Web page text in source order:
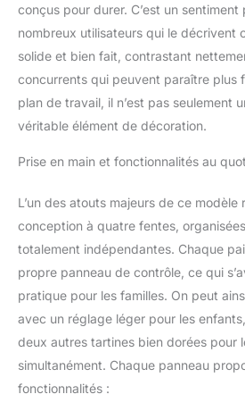
enlever
tenaces !
aux
brûlés -
de
vous
pour un
chaque
PLACE
TYPES
pain
copieux,
fente
conçus pour durer. C’est un
nombreux utilisateurs qui le décrivent
solide et bien fait, contrastant
concurrents qui peuvent paraître plus
plan de travail, il n’est pas seulement
véritable élément de décoration.
Prise en main et fonctionnalités au
L’un des atouts majeurs de ce modèle
conception à quatre fentes,
totalement indépendantes. Chaque
propre panneau de contrôle, ce qui
pratique pour les familles. On peut
avec un réglage léger pour les
deux autres tartines bien dorées pour
simultanément. Chaque panneau
fonctionnalités :